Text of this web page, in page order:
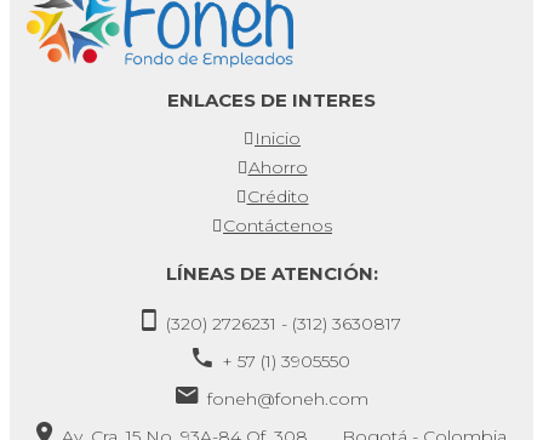
ENLACES DE INTERES
Inicio
Ahorro
Crédito
Contáctenos
LÍNEAS DE ATENCIÓN:
(320) 2726231 - (312) 3630817
+ 57 (1) 3905550
foneh@foneh.com